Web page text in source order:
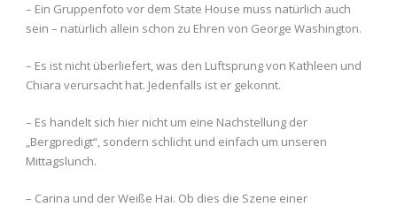
– Ein Gruppenfoto vor dem State House muss natürlich auch
sein – natürlich allein schon zu Ehren von George Washington.
– Es ist nicht überliefert, was den Luftsprung von Kathleen und
Chiara verursacht hat. Jedenfalls ist er gekonnt.
– Es handelt sich hier nicht um eine Nachstellung der
„Bergpredigt“, sondern schlicht und einfach um unseren
Mittagslunch.
– Carina und der Weiße Hai. Ob dies die Szene einer